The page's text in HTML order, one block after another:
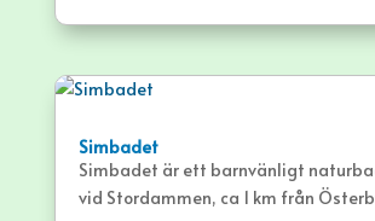
Simbadet
Simbadet är ett barnvänligt
vid Stordammen, ca 1 km från